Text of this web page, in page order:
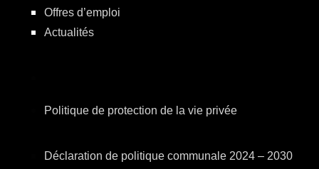
Offres d’emploi
Actualités
Politique de protection de la vie privée
Déclaration de politique communale 2024 – 2030